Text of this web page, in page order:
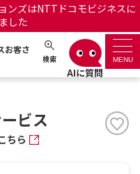
ンズはNTTドコモビジネスに
した
お客さ
検索 MENU
ート 日本語 English
ビス
ちら